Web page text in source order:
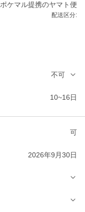
ポケマル提携のヤマト便
配送区分:
不可
10~16日
可
2026年9月30日